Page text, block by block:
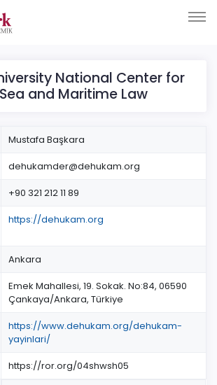
National Center for
and Maritime Law
Mustafa Başkara
dehukamder@dehukam.org
+90 321 212 11 89
https://dehukam.org
Ankara
Emek Mahallesi, 19. Sokak. No:84, 06590
Çankaya/Ankara, Türkiye
https://www.dehukam.org/dehukam-
yayinlari/
https://ror.org/04shwsh05